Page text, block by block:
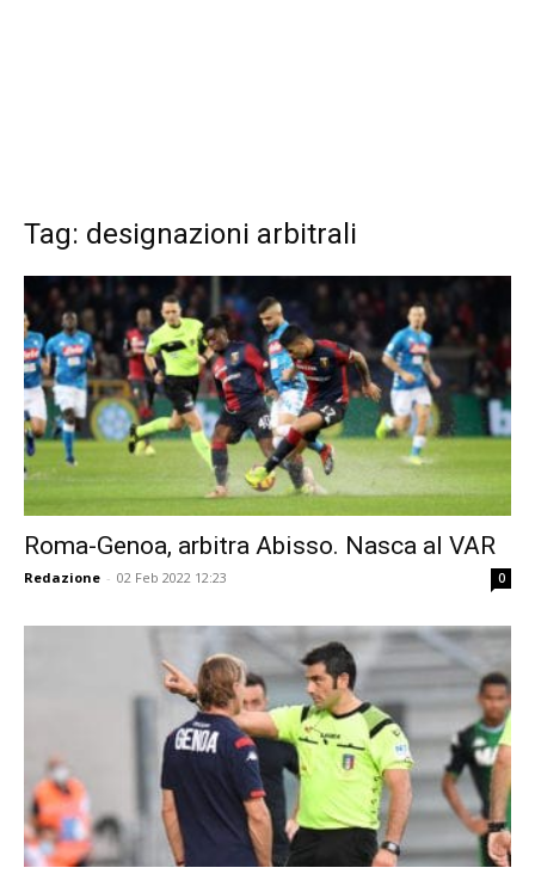
Tag: designazioni arbitrali
Roma-Genoa, arbitra Abisso. Nasca al VAR
Redazione - 02 Feb 2022 12:23 0